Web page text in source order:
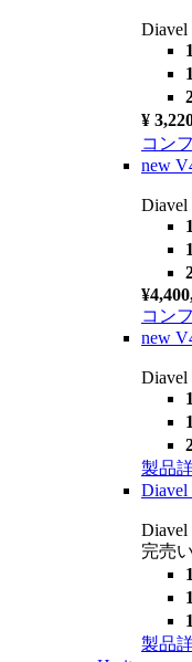
Diavel
¥
コン
new
Diavel
コン
new
Diavel
製品
Diavel
Diavel
完売
製品